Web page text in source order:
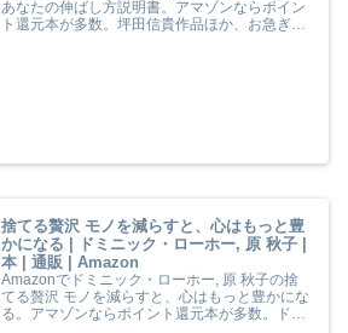
あなたの伸ばし方説明書。アマゾンならポイン
ト還元本が多数。坪田信貴作品ほか、お急ぎ便
捨てる贅沢 モノを減らすと、心はもっと豊
かになる | ドミニック・ローホー, 原 秋子 |
本 | 通販 | Amazon
Amazonでドミニック・ローホー, 原 秋子の捨
てる贅沢 モノを減らすと、心はもっと豊かにな
る。アマゾンならポイント還元本が多数。ドミ